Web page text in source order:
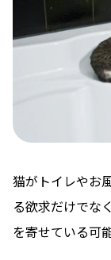
猫がトイレやお
る欲求だけでな
を寄せている可